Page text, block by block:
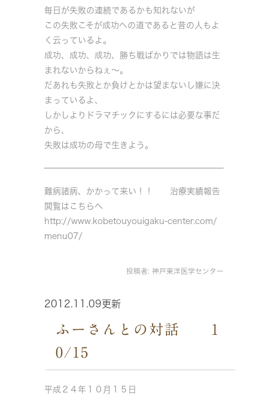
毎日が失敗の連続であるかも知れないが
この失敗こそが成功への道であると昔の人もよ
く云っているよ。
成功、成功、成功、勝ち戦ばかりでは物語は生
まれないからねぇ～。
だあれも失敗とか負けとかは望まないし嫌に決
まっているよ、
しかしよりドラマチックにするには必要な事だ
から、
失敗は成功の母で生きよう。
難病諸病、かかって来い！！ 治療実績報告
閲覧はこちらへ
http://www.kobetouyouigaku-center.com/
menu07/
投稿者: 神戸東洋医学センター
2012.11.09更新
ふーさんとの対話 1
0/15
平成２４年１０月１５日